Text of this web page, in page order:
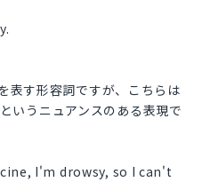
表す形容詞ですが、こちらは
いうニュアンスのある表現で
I'm drowsy, so I can't